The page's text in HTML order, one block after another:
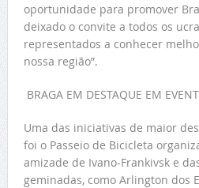
oportunidade para promover
deixado o convite a todos os
representados a conhecer
nossa região”.
BRAGA EM DESTAQUE EM
Uma das iniciativas de maior
foi o Passeio de Bicicleta
amizade de Ivano-Frankivsk e
geminadas, como Arlington dos